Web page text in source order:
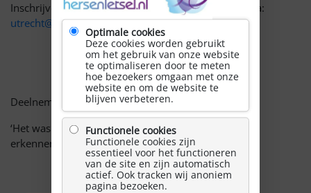
Inschrijven of meer info? Mail
Marlonvan der Pol
via:
utrecht@hersenletsel.nl
Deelnemer uit eerdere groepaan het woord:
‘Het was prettig om met elkaar te delen, verbinden,
erkennen en herkennen.’ Iris(40 jaar)
Optimale cookies
Deze cookies worden gebruikt
om het gebruik van onze website
te optimaliseren door te meten
hoe bezoekers omgaan met onze
website en om de website te
blijven verbeteren.
Functionele cookies
Functionele cookies zijn
essentieel voor het functioneren
van de site en zijn automatisch
actief. Ook tracken wij anoniem
pagina bezoeken.